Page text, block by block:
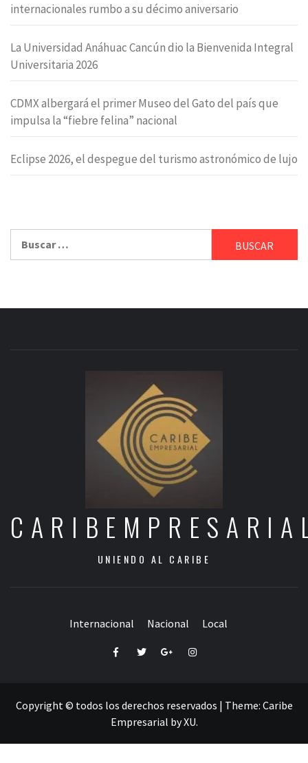
internacionales rumbo a su décimo aniversario
La Universidad Anáhuac Cancún dio la Bienvenida Integral
Universitaria 2026
CDMX albergará el primer Museo del Gato del país que
impulsa la “fiebre felina” nacional
Eclipse 2026, el despegue del turismo astronómico de lujo
UNIENDO AL CARIBE
Internacional Nacional Local
FacebookTwitterGoogle+Instagram
Copyright © todos los derechos reservados | Theme: Caribe
Empresarial byXU.